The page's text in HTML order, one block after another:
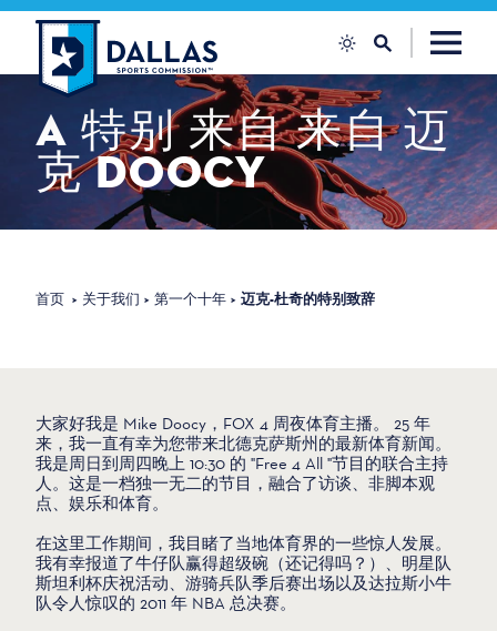
跳至内容
A 特别 来自 来自 迈
克 DOOCY
首页 关于我们 第一个十年 迈克-杜奇的特别致辞
大家好我是 Mike Doocy，FOX 4 周夜体育主播。 25 年
来，我一直有幸为您带来北德克萨斯州的最新体育新闻。
我是周日到周四晚上 10:30 的 "Free 4 All "节目的联合主持
人。这是一档独一无二的节目，融合了访谈、非脚本观
点、娱乐和体育。
在这里工作期间，我目睹了当地体育界的一些惊人发展。
我有幸报道了牛仔队赢得超级碗（还记得吗？）、明星队
斯坦利杯庆祝活动、游骑兵队季后赛出场以及达拉斯小牛
队令人惊叹的 2011 年 NBA 总决赛。